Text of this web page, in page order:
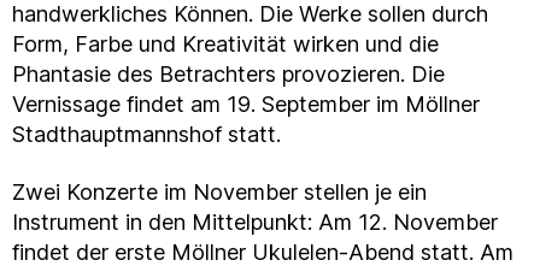
handwerkliches Können. Die Werke sollen durch
Form, Farbe und Kreativität wirken und die
Phantasie des Betrachters provozieren. Die
Vernissage findet am 19. September im Möllner
Stadthauptmannshof statt.
Zwei Konzerte im November stellen je ein
Instrument in den Mittelpunkt: Am 12. November
findet der erste Möllner Ukulelen-Abend statt. Am